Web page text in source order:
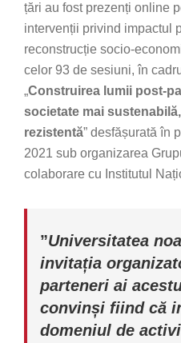
țări au fost prezenți online
intervenții privind impactul
reconstrucție socio-
celor 93 de sesiuni, în
„Construirea lumii post-
societate mai
rezistentă” desfășurată în
2021 sub organizarea
colaborare cu Institutul
”Universitatea
invitația
parteneri ai
convinși fiind că
domeniul de